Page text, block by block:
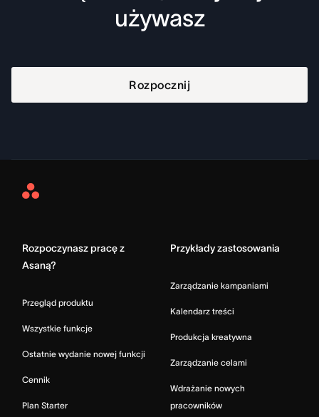
używasz
Rozpocznij
Asana
Rozpoczynasz pracę z
Asaną?
Przegląd produktu
Wszystkie funkcje
Ostatnie wydanie nowej funkcji
Cennik
Plan Starter
Przykłady zastosowania
Zarządzanie kampaniami
Kalendarz treści
Produkcja kreatywna
Zarządzanie celami
Wdrażanie nowych
pracowników